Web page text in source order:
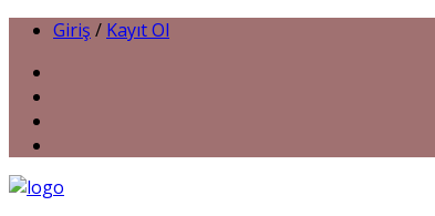
Giriş / Kayıt Ol